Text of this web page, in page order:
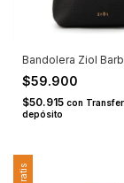
Bandolera Ziol
$59.900
$50.915 con
depósito